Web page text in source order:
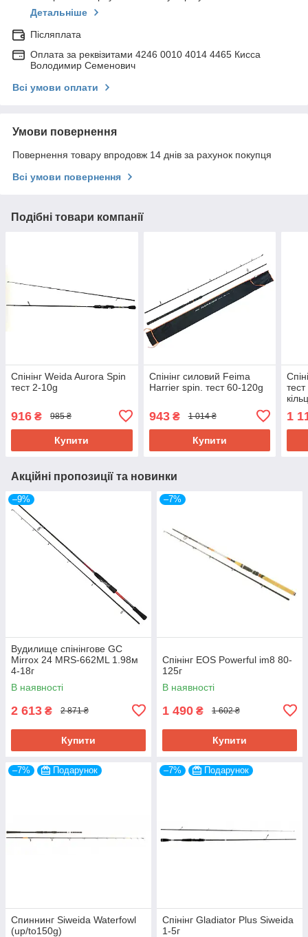
Детальніше
Післяплата
Оплата за реквізитами 4246 0010 4014 4465 Кисса
Володимир Семенович
Всі умови оплати
Умови повернення
Повернення товару впродовж 14 днів за рахунок покупця
Всі умови повернення
Подібні товари компанії
Спінінг Weida Aurora Spin
тест 2-10g
916 ₴ 985 ₴
Купити
Спінінг силовий Feima
Harrier spin. тест 60-120g
943₴ 1 014 ₴
Купити
1
Акційні пропозиції та новинки
–9%
Вудилище спінінгове GC
Mirrox 24 MRS-662ML 1.98м
4-18г
В наявності
2 613 ₴ 2 871 ₴
Купити
–7%
Спінінг EOS Powerful im8 80-
125г
В наявності
1 490 ₴ 1 602 ₴
Купити
–7% Подарунок
Спиннинг Siweida Waterfowl
(up/to150g)
–7% Подарунок
Спінінг Gladiator Plus Siweida
1-5г